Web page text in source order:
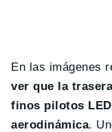
En las imágenes
ver que la
finos pilotos
aerodinámica.